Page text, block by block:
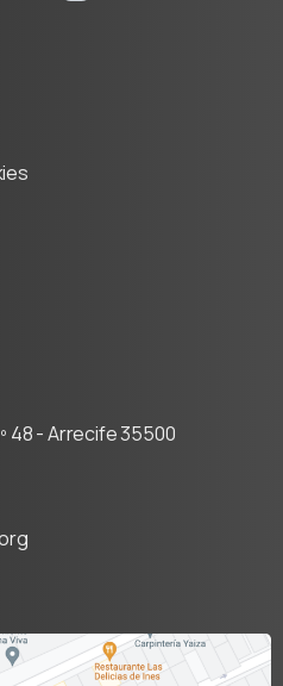
48 - Arrecife 35500